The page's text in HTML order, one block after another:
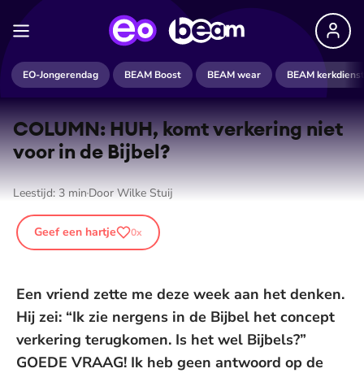
EO-Jongerendag BEAM Boost BEAM wear BEAM kerkdienst
COLUMN: HUH, komt verkering niet
voor in de Bijbel?
Leestijd:3minDoorWilke Stuij
Geef een hartje 0x
Een vriend zette me deze week aan het denken.
Hij zei: “Ik zie nergens in de Bijbel het concept
verkering terugkomen. Is het wel Bijbels?”
GOEDE VRAAG! Ik heb geen antwoord op de